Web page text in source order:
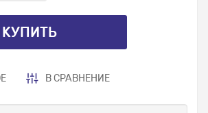
КУПИТЬ
В СРАВНЕНИЕ